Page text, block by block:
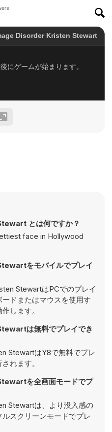
とは何ですか？
face in Hollywood
をモバイルでプレイ
StewartはPCでのプレイ
ドまたはマウスを使用す
します。
は無料でプレイでき
StewartはY8で無料でプレ
れます。
を全画面モードでプ
Stewartは、より没入感の
スクリーンモードでプレ